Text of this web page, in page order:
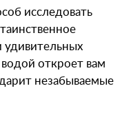
исследовать
удивительных
откроет вам
незабываемые